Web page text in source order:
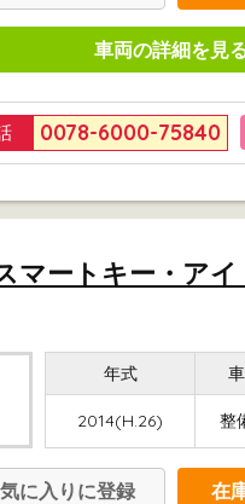
車両の詳細を見
0078-6000-75840
ートキー・アイ
年式
2014(H.26) 整
に入りに登録 在